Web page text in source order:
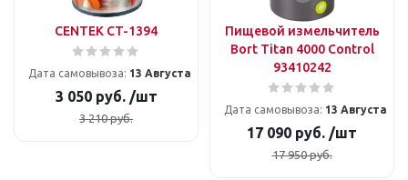
CENTEK CT-1394
Дата самовывоза: 13 Августа
3 050руб. /шт
3 210руб.
Пищевой измельчитель
Bort Titan 4000 Control
93410242
Дата самовывоза: 13 Августа
17 090 руб. /шт
17 950руб.